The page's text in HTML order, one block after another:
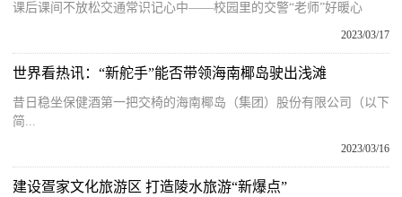
课后课间不放松交通常识记心中——校园里的交警“老师”好暖心
2023/03/17
世界看热讯：“新舵手”能否带领海南椰岛驶出浅滩
昔日稳坐保健酒第一把交椅的海南椰岛（集团）股份有限公司（以下
简...
2023/03/16
建设疍家文化旅游区 打造陵水旅游“新爆点”